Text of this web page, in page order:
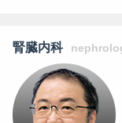
腎臓内科